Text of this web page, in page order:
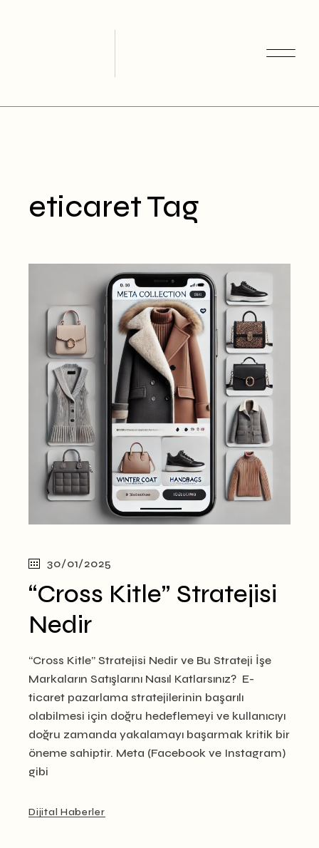
eticaret Tag
30/01/2025
“Cross Kitle” Stratejisi
Nedir
“Cross Kitle” Stratejisi Nedir ve Bu Strateji İşe
Markaların Satışlarını Nasıl Katlarsınız? E-
ticaret pazarlama stratejilerinin başarılı
olabilmesi için doğru hedeflemeyi ve kullanıcıyı
doğru zamanda yakalamayı başarmak kritik bir
öneme sahiptir. Meta (Facebook ve Instagram)
gibi
Dijital Haberler